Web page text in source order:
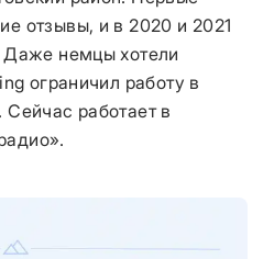
отзывы, и в 2020 и 2021
Даже немцы хотели
ограничил работу в
работает в